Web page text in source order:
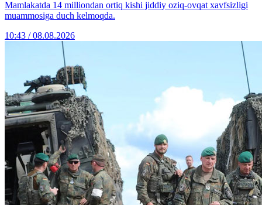
Mamlakatda 14 milliondan ortiq kishi jiddiy oziq-ovqat xavfsizligi
muammosiga duch kelmoqda.
10:43 / 08.08.2026